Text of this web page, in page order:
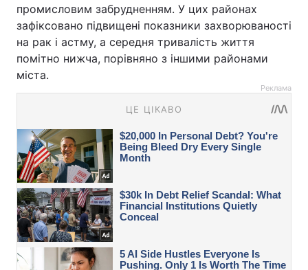
промисловим забрудненням. У цих районах
зафіксовано підвищені показники захворюваності
на рак і астму, а середня тривалість життя
помітно нижча, порівняно з іншими районами
міста.
Реклама